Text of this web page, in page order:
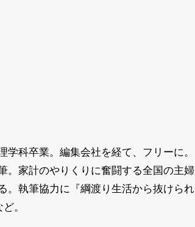
科卒業。編集会社を経て、フリーに。
。家計のやりくりに奮闘する全国の主婦
。執筆協力に『綱渡り生活から抜けられ
。